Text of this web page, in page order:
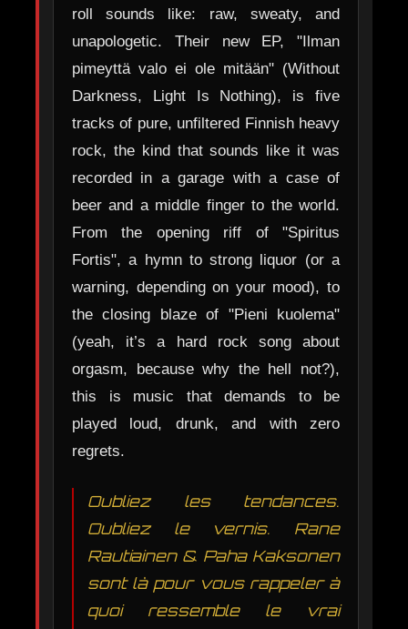
roll sounds like: raw, sweaty, and
unapologetic. Their new EP, "Ilman
pimeyttä valo ei ole mitään" (Without
Darkness, Light Is Nothing), is five
tracks of pure, unfiltered Finnish heavy
rock, the kind that sounds like it was
recorded in a garage with a case of
beer and a middle finger to the world.
From the opening riff of "Spiritus
Fortis", a hymn to strong liquor (or a
warning, depending on your mood), to
the closing blaze of "Pieni kuolema"
(yeah, it’s a hard rock song about
orgasm, because why the hell not?),
this is music that demands to be
played loud, drunk, and with zero
regrets.
Oubliez les tendances.
Oubliez le vernis. Rane
Rautiainen & Paha Kaksonen
sont là pour vous rappeler à
quoi ressemble le vrai